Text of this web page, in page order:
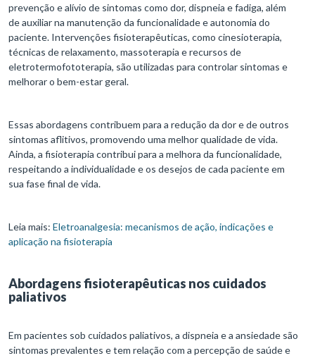
prevenção e alívio de sintomas como dor, dispneia e fadiga, além
de auxiliar na manutenção da funcionalidade e autonomia do
paciente. Intervenções fisioterapêuticas, como cinesioterapia,
técnicas de relaxamento, massoterapia e recursos de
eletrotermofototerapia, são utilizadas para controlar sintomas e
melhorar o bem-estar geral.
Essas abordagens contribuem para a redução da dor e de outros
sintomas aflitivos, promovendo uma melhor qualidade de vida.
Ainda, a fisioterapia contribui para a melhora da funcionalidade,
respeitando a individualidade e os desejos de cada paciente em
sua fase final de vida.
Leia mais: Eletroanalgesia: mecanismos de ação, indicações e
aplicação na fisioterapia
Abordagens fisioterapêuticas nos cuidados
paliativos
Em pacientes sob cuidados paliativos, a dispneia e a ansiedade são
sintomas prevalentes e tem relação com a percepção de saúde e